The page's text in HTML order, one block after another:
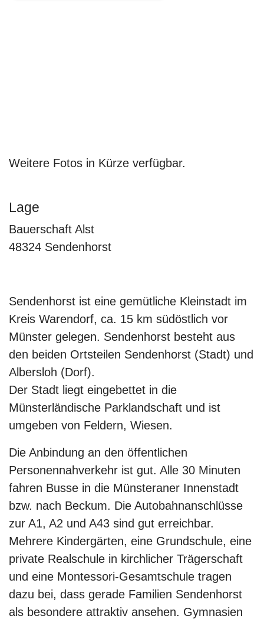
Weitere Fotos in Kürze verfügbar.
Lage
Bauerschaft Alst
48324 Sendenhorst
Sendenhorst ist eine gemütliche Kleinstadt im
Kreis Warendorf, ca. 15 km südöstlich vor
Münster gelegen. Sendenhorst besteht aus
den beiden Ortsteilen Sendenhorst (Stadt) und
Albersloh (Dorf).
Der Stadt liegt eingebettet in die
Münsterländische Parklandschaft und ist
umgeben von Feldern, Wiesen.
Die Anbindung an den öffentlichen
Personennahverkehr ist gut. Alle 30 Minuten
fahren Busse in die Münsteraner Innenstadt
bzw. nach Beckum. Die Autobahnanschlüsse
zur A1, A2 und A43 sind gut erreichbar.
Mehrere Kindergärten, eine Grundschule, eine
private Realschule in kirchlicher Trägerschaft
und eine Montessori-Gesamtschule tragen
dazu bei, dass gerade Familien Sendenhorst
als besondere attraktiv ansehen. Gymnasien